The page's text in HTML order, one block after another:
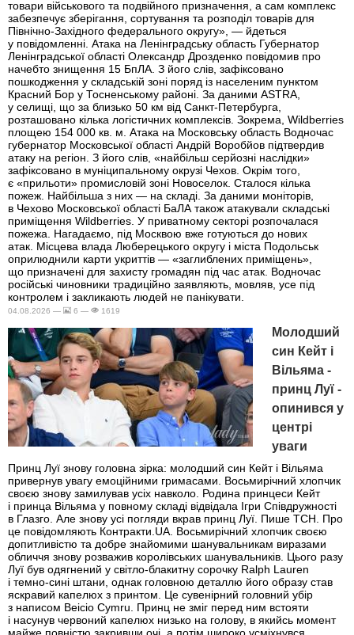
товари військового та подвійного призначення, а сам комплекс
забезпечує зберігання, сортування та розподіл товарів для
Північно-Західного федерального округу», — йдеться
у повідомленні. Атака на Ленінградську область Губернатор
Ленінградської області Олександр Дрозденко повідомив про
начебто знищення 15 БпЛА. З його слів, зафіксовано
пошкодження у складській зоні поряд із населеним пунктом
Красний Бор у Тосненському районі. За даними ASTRA,
у селищі, що за близько 50 км від Санкт-Петербурга,
розташовано кілька логістичних комплексів. Зокрема, Wildberries
площею 154 000 кв. м. Атака на Московську область Водночас
губернатор Московської області Андрій Воробйов підтвердив
атаку на регіон. З його слів, «найбільш серйозні наслідки»
зафіксовано в муніципальному окрузі Чехов. Окрім того,
є «прильоти» промисловій зоні Новоселок. Сталося кілька
пожеж. Найбільша з них — на складі. За даними моніторів,
в Чехово Московської області БаЛА також атакували складські
приміщення Wildberries. У приватному секторі розпочалася
пожежа. Нагадаємо, під Москвою вже готуються до нових
атак. Місцева влада Люберецького округу і міста Подольськ
оприлюднили карти укриттів — «заглиблених приміщень»,
що призначені для захисту громадян під час атак. Водночас
російські чиновники традиційно заявляють, мовляв, усе під
контролем і закликають людей не панікувати.
04.08.2026 — 6 — 1619
Молодший
син Кейт і
Вільяма -
принц Луї -
опинився у
центрі
уваги
Принц Луї знову головна зірка: молодший син Кейт і Вільяма
привернув увагу емоційними гримасами. Восьмирічний хлопчик
своєю знову замилував усіх навколо. Родина принцеси Кейт
і принца Вільяма у повному складі відвідала Ігри Співдружності
в Глазго. Але знову усі погляди вкрав принц Луї. Пише ТСН. Про
це повідомляють Контракти.UA. Восьмирічний хлопчик своєю
допитливістю та добре знайомими шанувальникам виразами
обличчя знову розважив королівських шанувальників. Цього разу
Луї був одягнений у світло-блакитну сорочку Ralph Lauren
і темно-сині штани, однак головною деталлю його образу став
яскравий капелюх з принтом. Це сувенірний головний убір
з написом Beicio Cymru. Принц не зміг перед ним встояти
і насунув червоний капелюх низько на голову, в якийсь момент